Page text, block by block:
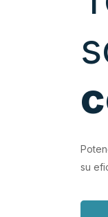
con
optimizan tus flujos